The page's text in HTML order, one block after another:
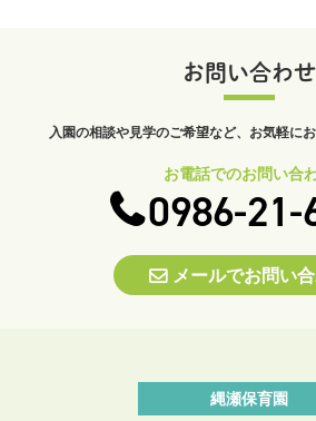
お問い合わせ
入園の相談や見学のご希望など、 お気軽に
お電話でのお問い合
0986-21-
メールでお問い
縄瀬保育園